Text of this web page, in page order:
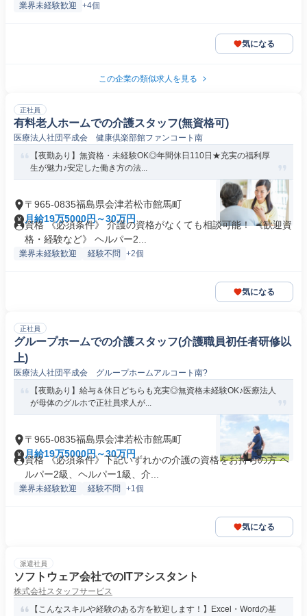
業界未経験歓迎 +4個
気になる
この企業の類似求人を見る
正社員
有料老人ホームでの介護スタッフ(無資格可)
医療法人社団平成会 健康倶楽部館ファンコート南
【夜勤あり】無資格・未経験OK◎年間休日110日★充実の福利厚
生が魅力♪安定した働き方の法...
〒965-0835福島県会津若松市館馬町
月給19万5000円～30万円
資格 《必須条件》 介護の資格がなくても相談可能！ 《歓迎資
格・経験など》 ヘルパー2...
業界未経験歓迎 経験不問 +2個
気になる
正社員
グループホームでの介護スタッフ(介護職員初任者研修以
上)
医療法人社団平成会 グループホームアルコート南?
【夜勤あり】給与＆休日どちらも充実◎無資格未経験OK♪医療法人
が母体のグルホで正社員求人が...
〒965-0835福島県会津若松市館馬町
月給19万5000円～30万円
資格 《必須条件》下記いずれかの介護の資格をお持ちの方 ヘ
ルパー2級、ヘルパー1級、介...
業界未経験歓迎 経験不問 +1個
気になる
派遣社員
ソフトウェア会社でのITアシスタント
株式会社スタッフサービス
【こんなスキルや経験のある方を歓迎します！】Excel・Wordの基